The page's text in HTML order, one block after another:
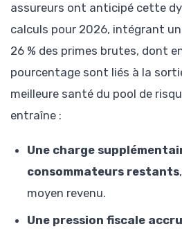
assureurs ont anticipé cette
calculs pour 2026, intégrant
26 % des primes brutes, dont
pourcentage sont liés à la
meilleure santé du pool de
entraîne :
Une charge
consommateurs restants
moyen revenu.
Une pression fiscale